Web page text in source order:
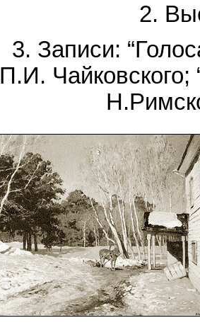
2.
3. Записи:
П.И. Чайковского;